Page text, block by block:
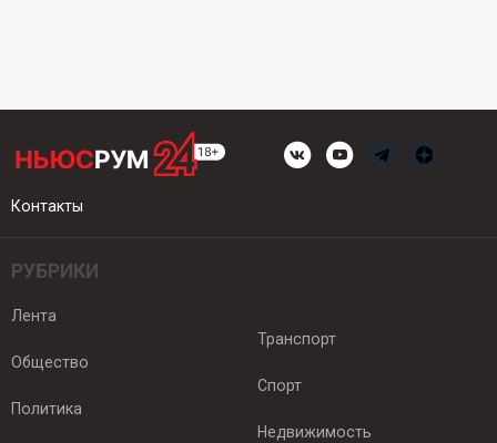
Контакты
РУБРИКИ
Лента
Общество
Политика
Транспорт
Спорт
Недвижимость